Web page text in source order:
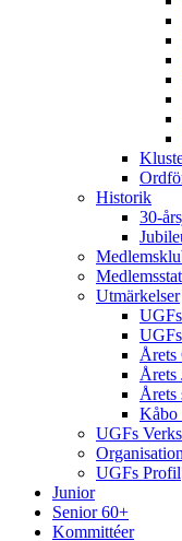
Historik
30-
Utmärkelser
Årets
Årets
Årets
Kåbo
UGFs
Organisation
UGFs Profil
Junior
Senior 60+
Kommittéer